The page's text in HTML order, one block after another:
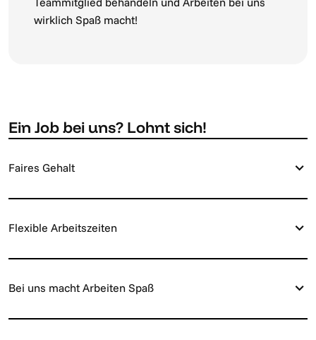
wirklich Spaß macht!
Ein Job bei uns? Lohnt sich!
Faires Gehalt
Flexible Arbeitszeiten
Bei uns macht Arbeiten Spaß